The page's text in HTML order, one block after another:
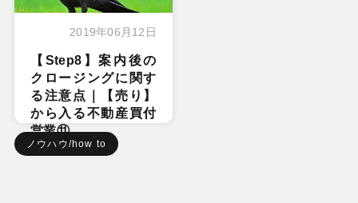
2019年06月12日
【Step8】案内後の
クロージングに関す
る注意点｜【売り】
から入る不動産買付
営業⑪
ノウハウ/how to